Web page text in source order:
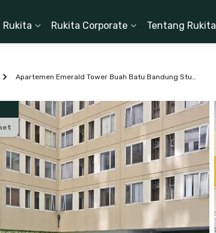
Rukita Rukita Corporate Tentang Rukita
Apartemen Emerald Tower Buah Batu Bandung Studio - A